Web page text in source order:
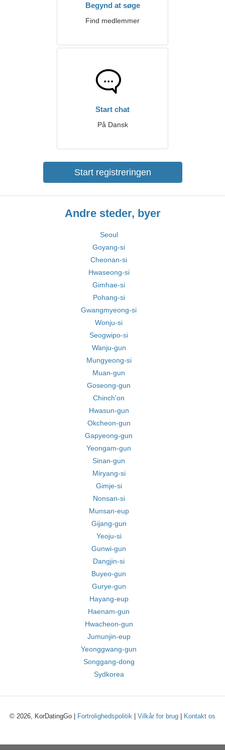
Begynd at søge
Find medlemmer
Start chat
På Dansk
Start registreringen
Andre steder, byer
Seoul
Goyang-si
Cheonan-si
Hwaseong-si
Gimhae-si
Pohang-si
Gwangmyeong-si
Wonju-si
Seogwipo-si
Wanju-gun
Mungyeong-si
Muan-gun
Goseong-gun
Chinch'on
Hwasun-gun
Okcheon-gun
Gapyeong-gun
Yeongam-gun
Sinan-gun
Miryang-si
Gimje-si
Nonsan-si
Munsan-eup
Gijang-gun
Yeoju-si
Gunwi-gun
Dangjin-si
Buyeo-gun
Gurye-gun
Hayang-eup
Haenam-gun
Hwacheon-gun
Jumunjin-eup
Yeonggwang-gun
Songgang-dong
Sydkorea
© 2026, KorDatingGo | Fortrolighedspolitik Vilkår for brug Kontakt os